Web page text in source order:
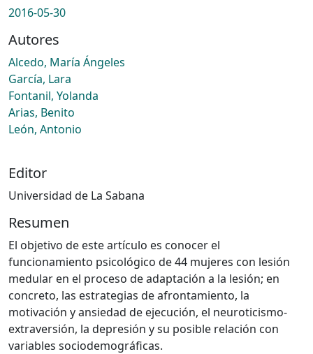
2016-05-30
Autores
Alcedo, María Ángeles
García, Lara
Fontanil, Yolanda
Arias, Benito
León, Antonio
Editor
Universidad de La Sabana
Resumen
El objetivo de este artículo es conocer el
funcionamiento psicológico de 44 mujeres con lesión
medular en el proceso de adaptación a la lesión; en
concreto, las estrategias de afrontamiento, la
motivación y ansiedad de ejecución, el neuroticismo-
extraversión, la depresión y su posible relación con
variables sociodemográficas.